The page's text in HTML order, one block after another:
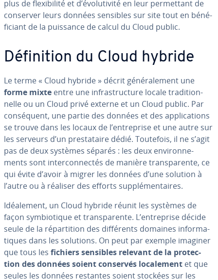
plus de flexi­bi­lité et d’évo­lu­ti­vité en leur per­met­tant de
conserver leurs données sensibles sur site tout en bé­né­
fi­ciant de la puissance de calcul du Cloud public.
Dé­fi­ni­tion du Cloud hybride
Le terme « Cloud hybride » décrit gé­né­ra­le­ment une
forme mixte entre une in­fras­truc­ture locale tra­di­tion­
nelle ou un Cloud privé externe et un Cloud public. Par
con­sé­quent, une partie des données et des ap­pli­ca­tions
se trouve dans les locaux de l’en­tre­prise et une autre sur
les serveurs d’un pres­ta­taire dédié. Toutefois, il ne s’agit
pas de deux systèmes séparés : les deux en­vi­ron­ne­
ments sont in­ter­con­nec­tés de manière trans­pa­rente, ce
qui évite d’avoir à migrer les données d’une solution à
l’autre ou à réaliser des efforts sup­plé­men­taires.
Idéa­le­ment, un Cloud hybride réunit les systèmes de
façon sym­bio­tique et trans­pa­rente. L’en­tre­prise décide
seule de la ré­par­ti­tion des dif­fé­rents domaines in­for­ma­
tiques dans les solutions. On peut par exemple imaginer
que tous les fichiers sensibles relevant de la pro­tec­
tion des données soient conservés lo­ca­le­ment et que
seules les données restantes soient stockées sur les